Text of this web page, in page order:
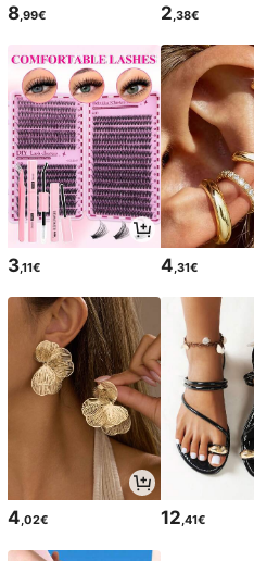
8,99€ 2,38€
3,11€ 4,31€
4,02€ 12,41€